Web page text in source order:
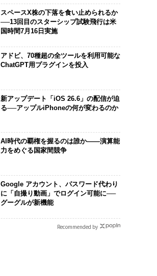
スペースX株の下落を食い止められるか
──13回目のスターシップ試験飛行は米
国時間7月16日実施
アドビ、70種超の全ツールを利用可能な
ChatGPT用プラグインを投入
新アップデート「iOS 26.6」の配信が迫
る──アップルiPhoneの何が変わるのか
AI時代の覇権を握るのは誰か――演算能
力をめぐる国家間競争
Google アカウント、パスワード代わり
に「自撮り動画」でログイン可能に──
グーグルが新機能
Recommended by